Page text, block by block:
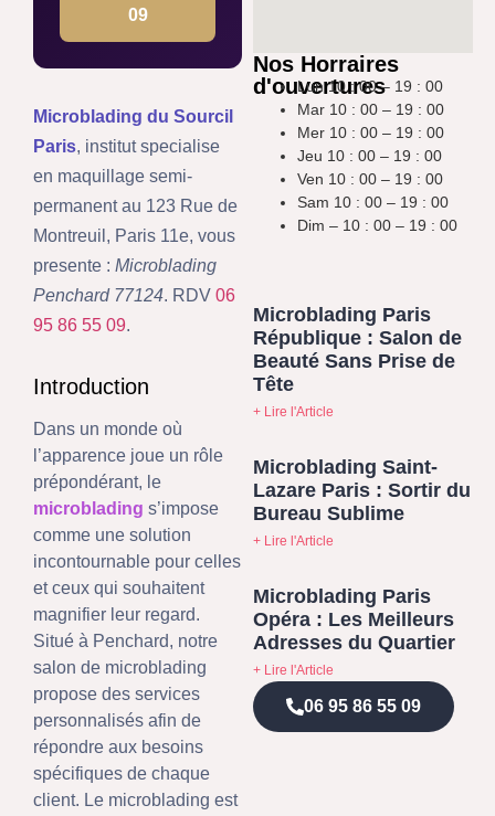
09
Microblading du Sourcil
Paris, institut specialise
en maquillage semi-
permanent au 123 Rue de
Montreuil, Paris 11e, vous
presente : Microblading
Penchard 77124. RDV 06
95 86 55 09.
Introduction
Dans un monde où
l’apparence joue un rôle
prépondérant, le
microblading s’impose
comme une solution
incontournable pour celles
et ceux qui souhaitent
magnifier leur regard.
Situé à Penchard, notre
salon de microblading
propose des services
personnalisés afin de
répondre aux besoins
spécifiques de chaque
client. Le microblading est
Nos Horraires
d'ouvertures
Lun 10 : 00 – 19 : 00
Mar 10 : 00 – 19 : 00
Mer 10 : 00 – 19 : 00
Jeu 10 : 00 – 19 : 00
Ven 10 : 00 – 19 : 00
Sam 10 : 00 – 19 : 00
Dim – 10 : 00 – 19 : 00
Microblading Paris
République : Salon de
Beauté Sans Prise de
Tête
+ Lire l'Article
Microblading Saint-
Lazare Paris : Sortir du
Bureau Sublime
+ Lire l'Article
Microblading Paris
Opéra : Les Meilleurs
Adresses du Quartier
+ Lire l'Article
06 95 86 55 09